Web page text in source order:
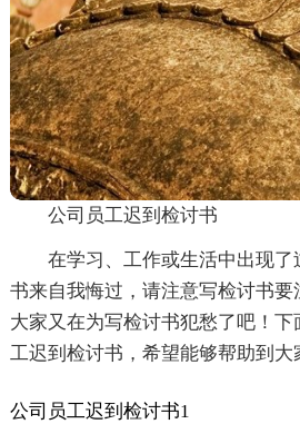
公司员工迟到检讨书
在学习、工作或生活中出现
书来自我悔过，请注意写检讨书
大家又在为写检讨书犯愁了吧！
工迟到检讨书，希望能够帮助到大
公司员工迟到检讨书1